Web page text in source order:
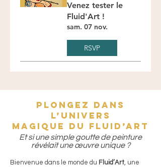
Venez tester le
Fluid'Art !
sam. 07 nov.
RSVP
Plongez dans
l’univers
magique du Fluid’Art
Et si une simple goutte de peinture
révélait une œuvre unique ?
Bienvenue dans le monde du Fluid’Art, une